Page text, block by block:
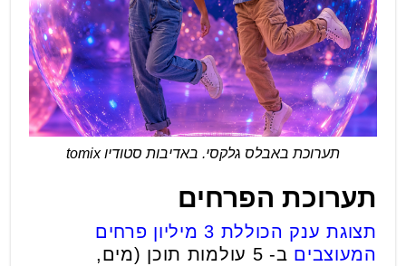
תערוכת באבלס גלקסי. באדיבות סטודיו tomix
תערוכת הפרחים
תצוגת ענק הכוללת 3 מיליון פרחים
המעוצבים
ב- 5 עולמות תוכן (מים,